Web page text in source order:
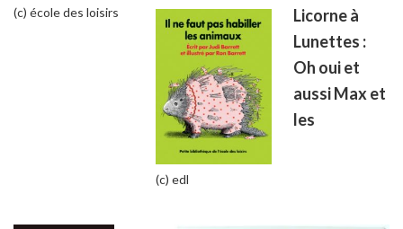
(c) école des loisirs
(c) edl
Licorne à
Lunettes :
Oh oui et
aussi Max et
les